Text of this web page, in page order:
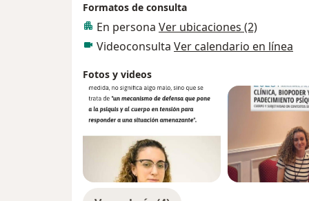
Formatos de consulta
En persona Ver ubicaciones (2)
Videoconsulta Ver calendario en línea
Fotos y videos